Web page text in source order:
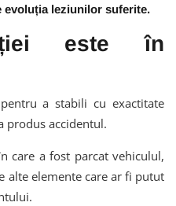
evoluția leziunilor suferite.
este în
a stabili cu exactitate
produs accidentul.
care a fost parcat vehiculul,
alte elemente care ar fi putut